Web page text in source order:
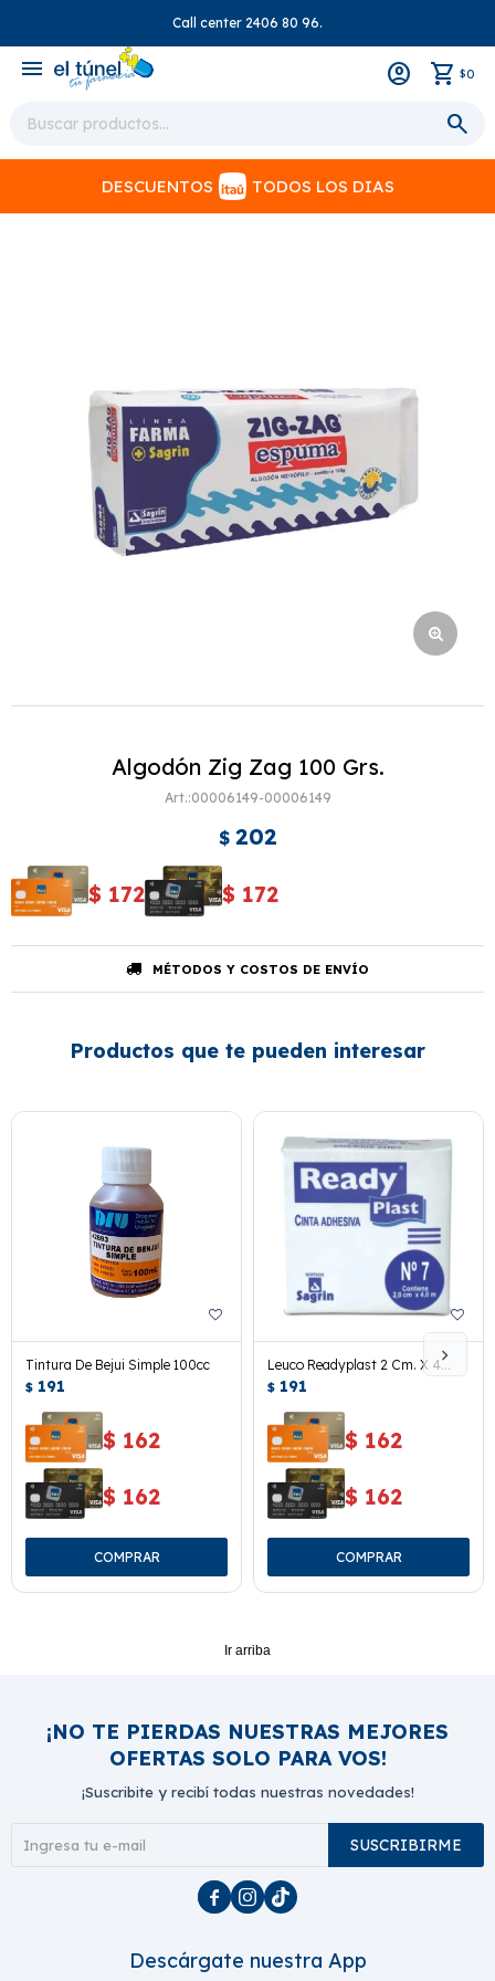
Call center 2406 80 96.
menu $0
DESCUENTOS TODOS LOS DIAS
Algodón Zig Zag 100 Grs.
00006149-00006149
$ 202
$ 172 $ 172
MÉTODOS Y COSTOS DE ENVÍO
Productos que te pueden interesar
Tintura De Bejui Simple 100cc
$ 191
$ 162
$ 162
Leuco Readyplast 2 Cm. X 4
Mts.
$ 191
$ 162
$ 162
Ir arriba
¡NO TE PIERDAS NUESTRAS MEJORES
OFERTAS SOLO PARA VOS!
¡Suscribite y recibí todas nuestras novedades!
SUSCRIBIRME
  
Descárgate nuestra App
close